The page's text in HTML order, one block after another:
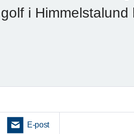
i Himmelstalund
E-post